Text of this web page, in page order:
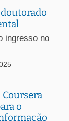
ingresso no
Coursera
o